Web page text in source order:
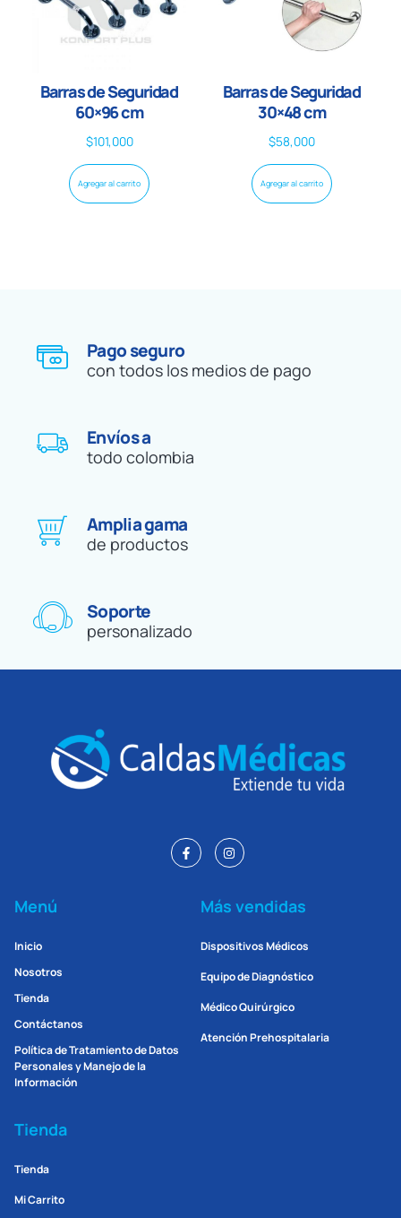
Barras de Seguridad
60×96 cm
$101,000
Agregar al carrito
Barras de Seguridad
30×48 cm
$58,000
Agregar al carrito
Pago seguro
con todos los medios de pago
Envíos a
todo colombia
Amplia gama
de productos
Soporte
personalizado
Menú
Inicio
Nosotros
Tienda
Contáctanos
Política de Tratamiento de Datos
Personales y Manejo de la
Información
Más vendidas
Dispositivos Médicos
Equipo de Diagnóstico
Médico Quirúrgico
Atención Prehospitalaria
Tienda
Tienda
Mi Carrito